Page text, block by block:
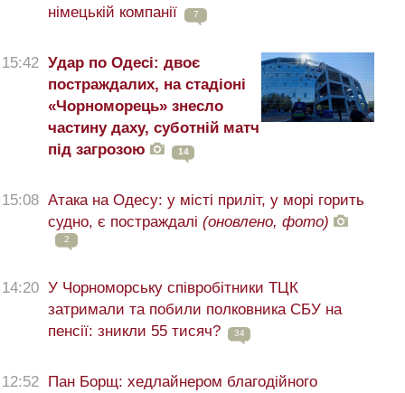
німецькій компанії
7
15:42 Удар по Одесі: двоє
постраждалих, на стадіоні
«Чорноморець» знесло
частину даху, суботній матч
під загрозою
14
15:08 Атака на Одесу: у місті приліт, у морі горить
судно, є постраждалі (оновлено, фото)
2
14:20 У Чорноморську співробітники ТЦК
затримали та побили полковника СБУ на
пенсії: зникли 55 тисяч?
34
12:52 Пан Борщ: хедлайнером благодійного